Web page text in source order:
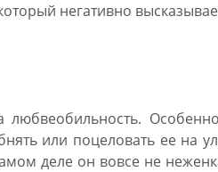
негативно
или поцеловать ее на
деле он вовсе не